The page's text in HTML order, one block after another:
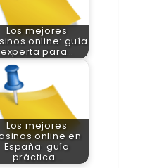
Los mejores
online: guía
experta para…
Los mejores
online en
España: guía
práctica…